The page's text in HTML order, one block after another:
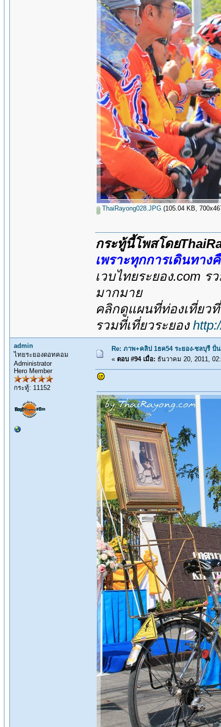
ThaiRayong028.JPG (105.04 KB,
กระทู้นี้โพสโดย
เพราะทุกการเดินทาง
เวบไทยระยอง.com
มากมาย
คลิกดูแผนที่ท่องเที่ยว
รวมที่เที่ยวระยอง
admin
ไทยระยองดอทคอม
Administrator
Hero Member
กระทู้: 11152
Re: ภาพ+คลิป 1ธค54 ระยอง-ชลบุรี ปั่
« ตอบ #94 เมื่อ: ธันวาคม 20, 2011,